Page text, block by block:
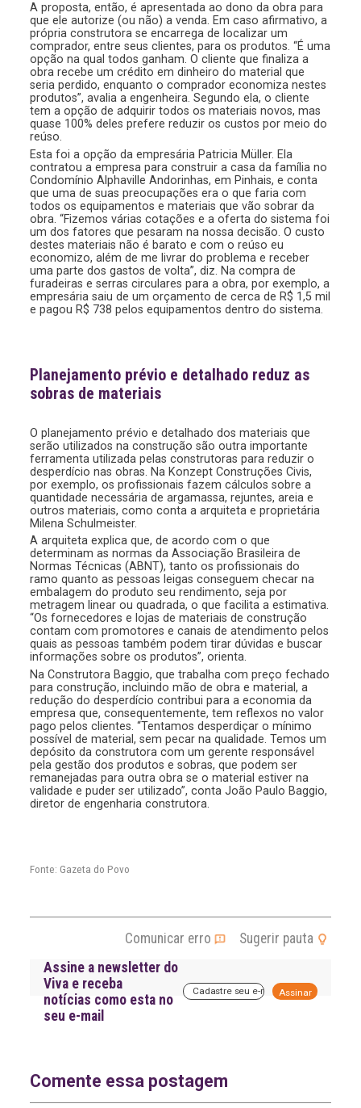
A proposta, então, é apresentada ao dono da obra para
que ele autorize (ou não) a venda. Em caso afirmativo, a
própria construtora se encarrega de localizar um
comprador, entre seus clientes, para os produtos. “É uma
opção na qual todos ganham. O cliente que finaliza a
obra recebe um crédito em dinheiro do material que
seria perdido, enquanto o comprador economiza nestes
produtos”, avalia a engenheira. Segundo ela, o cliente
tem a opção de adquirir todos os materiais novos, mas
quase 100% deles prefere reduzir os custos por meio do
reúso.
Esta foi a opção da empresária Patricia Müller. Ela
contratou a empresa para construir a casa da família no
Condomínio Alphaville Andorinhas, em Pinhais, e conta
que uma de suas preocupações era o que faria com
todos os equipamentos e materiais que vão sobrar da
obra. “Fizemos várias cotações e a oferta do sistema foi
um dos fatores que pesaram na nossa decisão. O custo
destes materiais não é barato e com o reúso eu
economizo, além de me livrar do problema e receber
uma parte dos gastos de volta”, diz. Na compra de
furadeiras e serras circulares para a obra, por exemplo, a
empresária saiu de um orçamento de cerca de R$ 1,5 mil
e pagou R$ 738 pelos equipamentos dentro do sistema.
Planejamento prévio e detalhado reduz as
sobras de materiais
O planejamento prévio e detalhado dos materiais que
serão utilizados na construção são outra importante
ferramenta utilizada pelas construtoras para reduzir o
desperdício nas obras. Na Konzept Construções Civis,
por exemplo, os profissionais fazem cálculos sobre a
quantidade necessária de argamassa, rejuntes, areia e
outros materiais, como conta a arquiteta e proprietária
Milena Schulmeister.
A arquiteta explica que, de acordo com o que
determinam as normas da Associação Brasileira de
Normas Técnicas (ABNT), tanto os profissionais do
ramo quanto as pessoas leigas conseguem checar na
embalagem do produto seu rendimento, seja por
metragem linear ou quadrada, o que facilita a estimativa.
“Os fornecedores e lojas de materiais de construção
contam com promotores e canais de atendimento pelos
quais as pessoas também podem tirar dúvidas e buscar
informações sobre os produtos”, orienta.
Na Construtora Baggio, que trabalha com preço fechado
para construção, incluindo mão de obra e material, a
redução do desperdício contribui para a economia da
empresa que, consequentemente, tem reflexos no valor
pago pelos clientes. “Tentamos desperdiçar o mínimo
possível de material, sem pecar na qualidade. Temos um
depósito da construtora com um gerente responsável
pela gestão dos produtos e sobras, que podem ser
remanejadas para outra obra se o material estiver na
validade e puder ser utilizado”, conta João Paulo Baggio,
diretor de engenharia construtora.
Fonte: Gazeta do Povo
Comunicar erro
Sugerir pauta
Assine a newsletter do
Viva e receba
notícias como esta no
seu e-mail
Comente essa postagem